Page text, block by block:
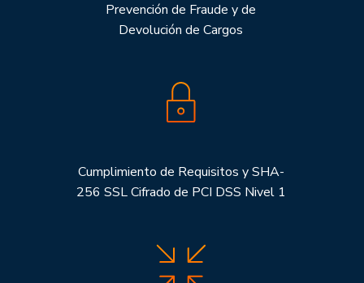
Prevención de Fraude y de
Devolución de Cargos
Cumplimiento de Requisitos y SHA-
256 SSL Cifrado de PCI DSS Nivel 1